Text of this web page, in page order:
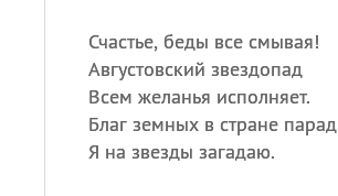
Счастье, беды все смывая!
Августовский звездопад
Всем желанья исполняет.
Благ земных в стране парад
Я на звезды загадаю.